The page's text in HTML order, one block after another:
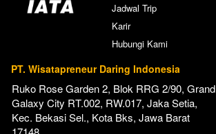
Jadwal Trip
Karir
Hubungi Kami
PT. Wisatapreneur Daring Indonesia
Ruko Rose Garden 2, Blok RRG 2/90, Grand
Galaxy City RT.002, RW.017, Jaka Setia,
Kec. Bekasi Sel., Kota Bks, Jawa Barat